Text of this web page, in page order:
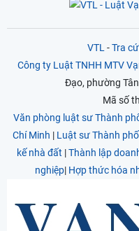
VTL-Tra
Công ty Luật TNHH MTV
Đạo, phường
Mã số
Văn phòng luật sư Thành
Chí Minh | Luật sư Thành
kế nhà đất |Thành lập
nghiệp| Hợp thức hóa